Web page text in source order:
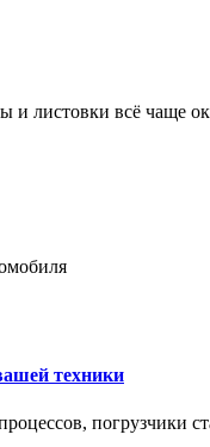
и листовки всё чаще
техники
погрузчики